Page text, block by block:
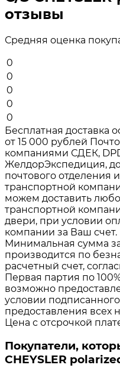
отзывы
Средняя оценка
0
0
0
0
0
Бесплатная доставка
от 15 000 рублей
компаниями СДЕК,
ЖелдорЭкспедиция,
почтового отделения
транспортной
можем доставить
транспортной
двери, при условии
компании за Ваш счет.
Минимальная сумма
производится по
расчетный счет,
Первая партия по
возможно
условии
предоставления всех
Цена с отсрочкой
Покупатели,
CHEYSLER